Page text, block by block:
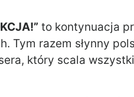
to kontynuacja
Tym razem słynny
który scala